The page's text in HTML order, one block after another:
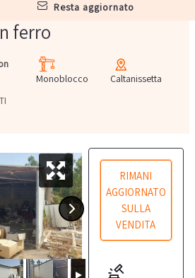
resta aggiornato
ferro
Monoblocco
Caltanissetta
RIMANI
AGGIORNATO
SULLA
VENDITA